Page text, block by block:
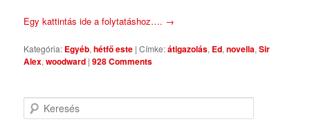
Egy kattintás ide a folytatáshoz…. →
Kategória: Egyéb,hétfő este |Címke:átigazolás, Ed,novella,Sir
Alex,woodward |928 Comments
Keresés